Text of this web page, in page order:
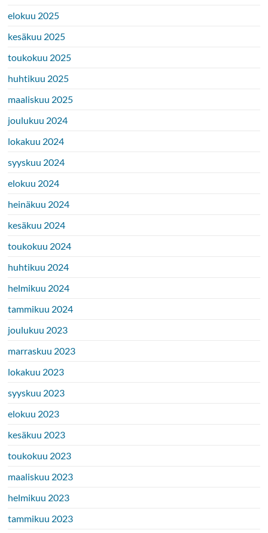
elokuu 2025
kesäkuu 2025
toukokuu 2025
huhtikuu 2025
maaliskuu 2025
joulukuu 2024
lokakuu 2024
syyskuu 2024
elokuu 2024
heinäkuu 2024
kesäkuu 2024
toukokuu 2024
huhtikuu 2024
helmikuu 2024
tammikuu 2024
joulukuu 2023
marraskuu 2023
lokakuu 2023
syyskuu 2023
elokuu 2023
kesäkuu 2023
toukokuu 2023
maaliskuu 2023
helmikuu 2023
tammikuu 2023